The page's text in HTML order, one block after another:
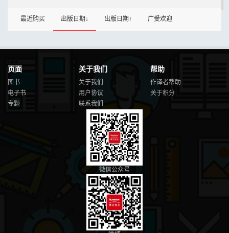
最近购买 出版日期↓ 出版日期↑ 广受欢迎
页面
图书
电子书
专题
关于我们
关于我们
用户协议
联系我们
帮助
作译者帮助
关于积分
微信公众号